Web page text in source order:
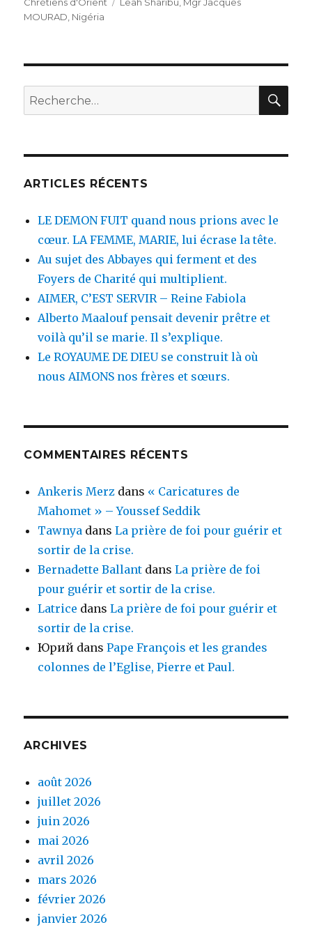
Chrétiens d'Orient
Leah Sharibu, Mgr Jacques
MOURAD, Nigéria
Recherche
pour
ARTICLES RÉCENTS
LE DEMON FUIT quand nous prions avec le
cœur. LA FEMME, MARIE, lui écrase la tête.
Au sujet des Abbayes qui ferment et des
Foyers de Charité qui multiplient.
AIMER, C’EST SERVIR – Reine Fabiola
Alberto Maalouf pensait devenir prêtre et
voilà qu’il se marie. Il s’explique.
Le ROYAUME DE DIEU se construit là où
nous AIMONS nos frères et sœurs.
COMMENTAIRES RÉCENTS
Ankeris Merz dans « Caricatures de
Mahomet » – Youssef Seddik
Tawnya dansLa prière de foi pour guérir et
sortir de la crise.
Bernadette Ballant dansLa prière de foi
pour guérir et sortir de la crise.
Latrice dansLa prière de foi pour guérir et
sortir de la crise.
Юрий dansPape François et les grandes
colonnes de l’Eglise, Pierre et Paul.
ARCHIVES
août 2026
juillet 2026
juin 2026
mai 2026
avril 2026
mars 2026
février 2026
janvier 2026